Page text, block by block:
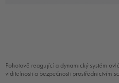
Pohotově reagující a dynamický systém
viditelnosti a bezpečnosti prostřednictvím